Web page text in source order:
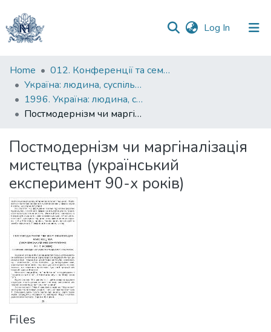
Log In (current)
Communities
&
Collections
All of DSpace
Statistics
Home
012. Конференції та семінари НаУКМА
Україна: людина, суспільство, природа : щорічна наукова конференція
1996. Україна: людина, суспільство, природа : щорічна наукова конференція : тези доповідей
Постмодернізм чи маргіналізація мистецтва (український експеримент 90-х років)
Постмодернізм чи маргіналізація
мистецтва (український
експеримент 90-х років)
Files